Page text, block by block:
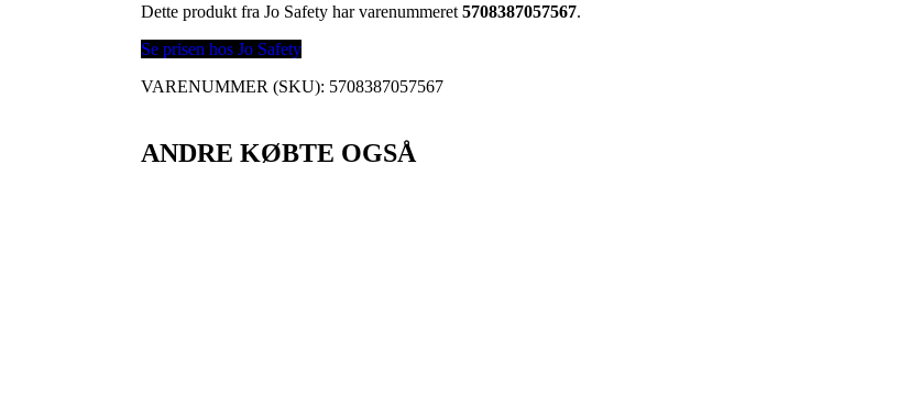
Dette produkt fra Jo Safety har varenummeret5708387057567.
Se prisen hos Jo Safety
VARENUMMER (SKU): 5708387057567
ANDRE KØBTE OGSÅ